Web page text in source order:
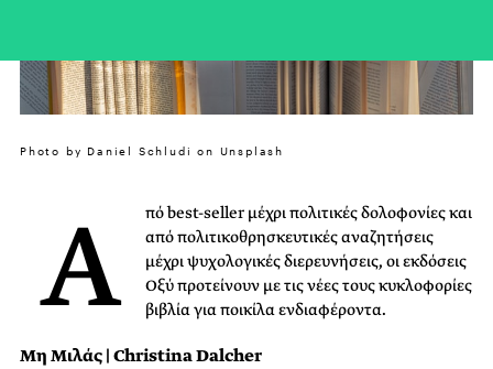
Photo by Daniel Schludi on Unsplash
Α
πό best-seller μέχρι πολιτικές δολοφονίες και
από πολιτικοθρησκευτικές αναζητήσεις
μέχρι ψυχολογικές διερευνήσεις, οι εκδόσεις
Οξύ προτείνουν με τις νέες τους κυκλοφορίες
βιβλία για ποικίλα ενδιαφέροντα.
Μη Μιλάς | Christina Dalcher